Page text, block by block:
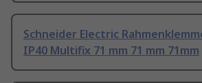
Schneider Electric
IP40 Multifix 71 mm 71 mm 71mm